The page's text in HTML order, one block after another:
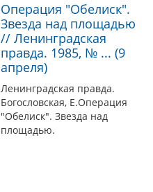
Операция "Обелиск".
Звезда над площадью
// Ленинградская
правда. 1985, № ... (9
апреля)
Ленинградская правда.
Богословская, Е.Операция
"Обелиск". Звезда над
площадью.